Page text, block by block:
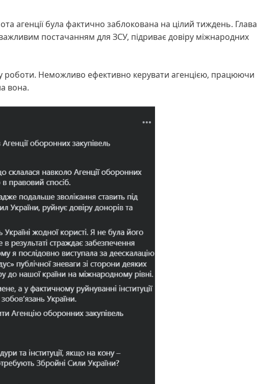
агенції була фактично заблокована на цілий тиждень. Глава
постачанням для ЗСУ, підриває довіру міжнародних
роботи. Неможливо ефективно керувати агенцією, працюючи
вона.